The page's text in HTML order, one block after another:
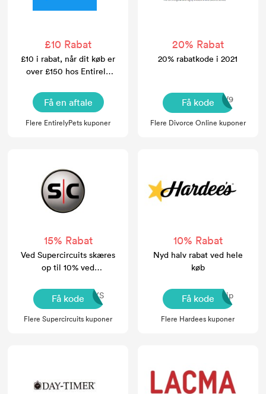
£10 Rabat
£10 i rabat, når dit køb er
over £150 hos Entirely
Få en aftale
Flere EntirelyPets kuponer
20% Rabat
20% rabatkode i 2021
Få kodeSSW9
Flere Divorce Online kuponer
15% Rabat
Ved Supercircuits skæres
op til 10% ved
Få kode
DISCIOSYS
Flere Supercircuits kuponer
10% Rabat
Nyd halv rabat ved hele
køb
Få kodefreeship
Flere Hardees kuponer